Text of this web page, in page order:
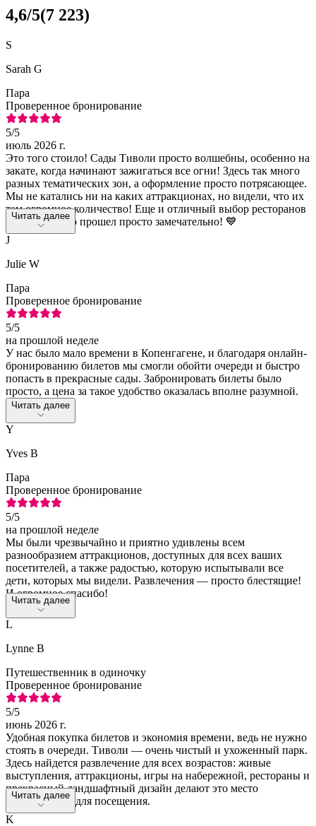
4,6/5(7 223)
S
Sarah G
Пара
Проверенное бронирование
5/5
июль 2026 г.
Это того стоило! Сады Тиволи просто волшебны, особенно на
закате, когда начинают зажигаться все огни! Здесь так много
разных тематических зон, а оформление просто потрясающее.
Мы не катались ни на каких аттракционах, но видели, что их
там огромное количество! Еще и отличный выбор ресторанов
и баров. Вечер прошел просто замечательно! 💙
Читать далее
J
Julie W
Пара
Проверенное бронирование
5/5
на прошлой неделе
У нас было мало времени в Копенгагене, и благодаря онлайн-
бронированию билетов мы смогли обойти очереди и быстро
попасть в прекрасные сады. Забронировать билеты было
просто, а цена за такое удобство оказалась вполне разумной.
Читать далее
Y
Yves B
Пара
Проверенное бронирование
5/5
на прошлой неделе
Мы были чрезвычайно и приятно удивлены всем
разнообразием аттракционов, доступных для всех ваших
посетителей, а также радостью, которую испытывали все
дети, которых мы видели. Развлечения — просто блестящие!
И огромное спасибо!
Читать далее
L
Lynne B
Путешественник в одиночку
Проверенное бронирование
5/5
июнь 2026 г.
Удобная покупка билетов и экономия времени, ведь не нужно
стоять в очереди. Тиволи — очень чистый и ухоженный парк.
Здесь найдется развлечение для всех возрастов: живые
выступления, аттракционы, игры на набережной, рестораны и
прекрасный ландшафтный дизайн делают это место
обязательным для посещения.
Читать далее
K